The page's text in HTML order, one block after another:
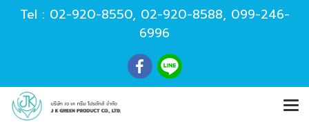
Tel : 02-920-8550, 02-920-8588, 099-246-
6996